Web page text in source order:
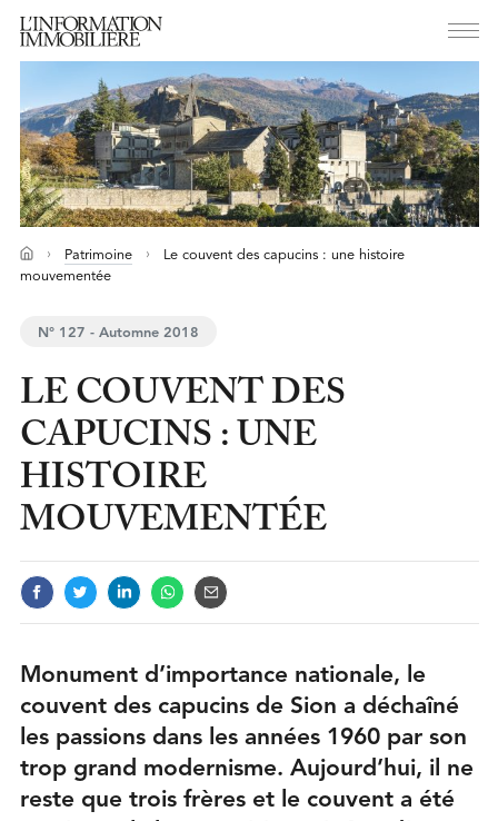
Patrimoine
Le couvent des capucins : une histoire
mouvementée
N° 127 - Automne 2018
LE COUVENT DES
CAPUCINS : UNE
HISTOIRE
MOUVEMENTÉE
Monument d’importance nationale, le
couvent des capucins de Sion a déchaîné
les passions dans les années 1960 par son
trop grand modernisme. Aujourd’hui, il ne
reste que trois frères et le couvent a été